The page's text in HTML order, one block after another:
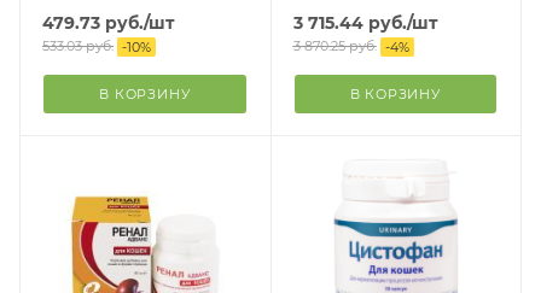
479.73 руб./шт
533.03руб. -10%
В КОРЗИНУ
3 715.44руб./шт
3 870.25руб. -4%
В КОРЗИНУ